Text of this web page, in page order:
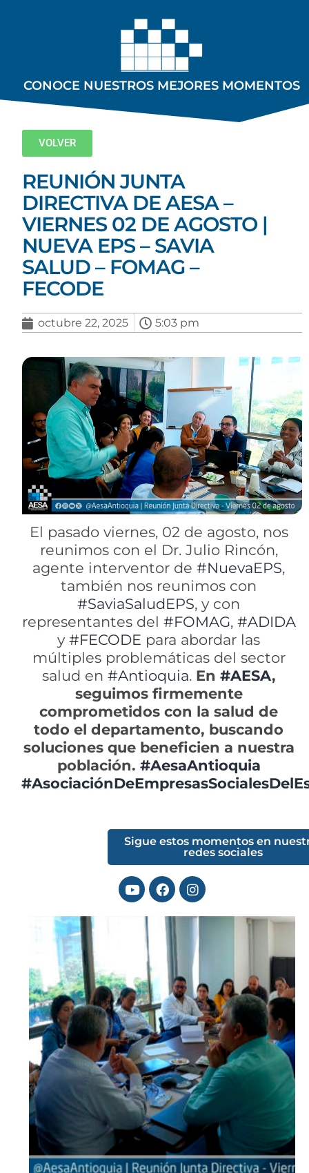
CONOCE NUESTROS MEJORES MOMENTOS
VOLVER
REUNIÓN JUNTA
DIRECTIVA DE AESA –
VIERNES 02 DE AGOSTO |
NUEVA EPS – SAVIA
SALUD – FOMAG –
FECODE
octubre 22, 2025 5:03 pm
El pasado viernes, 02 de agosto, nos
reunimos con el Dr. Julio Rincón,
agente interventor de#NuevaEPS,
también nos reunimos con
#SaviaSaludEPS, y con
representantes del #FOMAG, #ADIDA
y#FECODE para abordar las
múltiples problemáticas del sector
salud en #Antioquia.En #AESA,
seguimos firmemente
comprometidos con la salud de
todo el departamento, buscando
soluciones que beneficien a nuestra
población. #AesaAntioquia
Sigue estos momentos en
redes sociales